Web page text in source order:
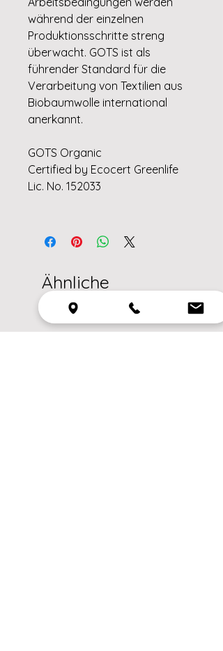
während der einzelnen
Produktionsschritte streng
überwacht. GOTS ist als
führender Standard für die
Verarbeitung von Textilien aus
Biobaumwolle international
anerkannt.
GOTS Organic
Certified by Ecocert Greenlife
Lic. No. 152033
Ähnliche
Produkte